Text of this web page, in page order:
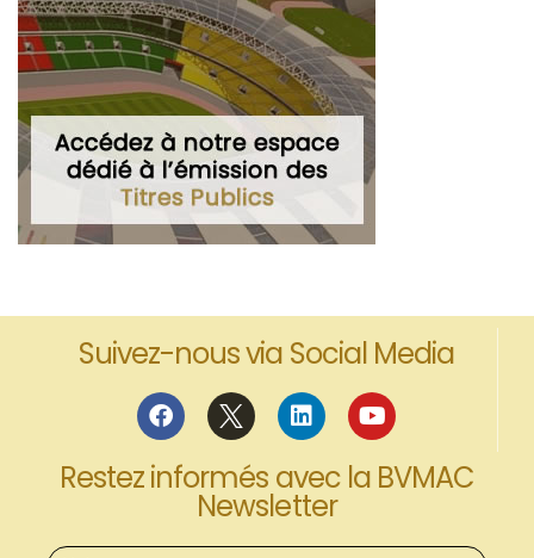
Suivez-nous via Social Media
Restez informés avec la BVMAC
Newsletter